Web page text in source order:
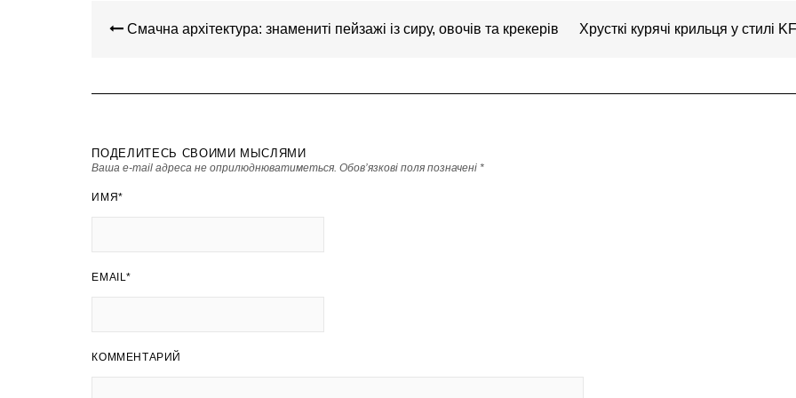
ЗАПИСІВ
Смачна архітектура: знамениті пейзажі із сиру, овочів та крекерів Хрусткі курячі крильця у стилі
ПОДЕЛИТЕСЬ СВОИМИ МЫСЛЯМИ
Ваша e-mail адреса не оприлюднюватиметься. Обов’язкові поля позначені*
ИМЯ*
EMAIL*
КОММЕНТАРИЙ